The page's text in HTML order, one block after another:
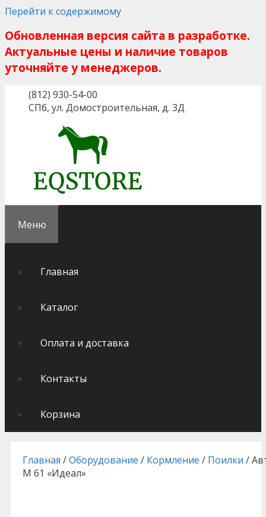
Перейти к содержимому
Обновленная версия сайта в разработке.
Актуальные цены и наличие товаров
уточняйте у менеджеров.
(812) 930-54-00
СПб, ул. Домостроительная, д. 3Д
Меню
Главная
Каталог
Оплата и доставка
Контакты
Корзина
Главная /Оборудование / Кормление / Поилки /
М 61 «Идеал»